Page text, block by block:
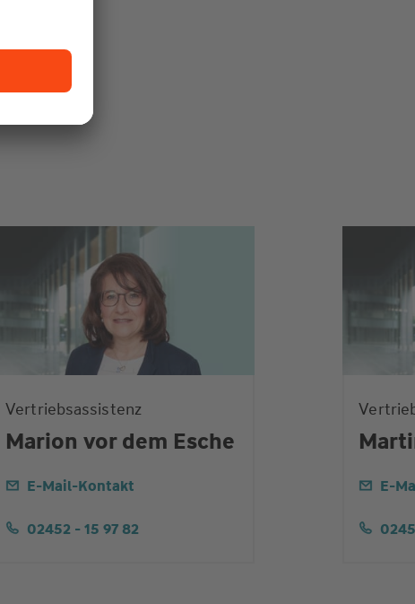
Vertriebsassistenz
Marion vor dem Esche
E-Mail-Kontakt
02452 - 15 97 82
E-